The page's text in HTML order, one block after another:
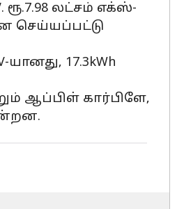
லட்சம் எக்ஸ்-
செய்யப்பட்டு
17.3kWh
ஆப்பிள் கார்பிளே,